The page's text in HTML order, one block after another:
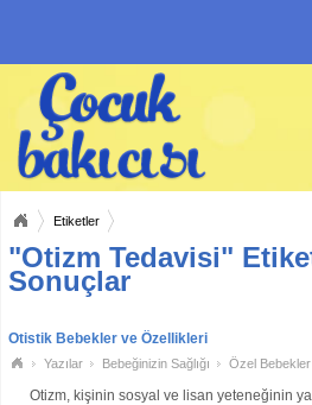
Etiketler
"Otizm Tedavisi"
Sonuçlar
Otistik Bebekler ve Özellikleri
Yazılar Bebeğinizin Sağlığı Özel Bebekler
Otizm, kişinin sosyal ve lisan yeteneğinin